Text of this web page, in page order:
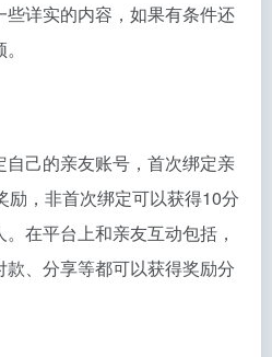
详实的内容，如果有条件还
己的亲友账号，首次绑定亲
励，非首次绑定可以获得10分
在平台上和亲友互动包括，
、分享等都可以获得奖励分